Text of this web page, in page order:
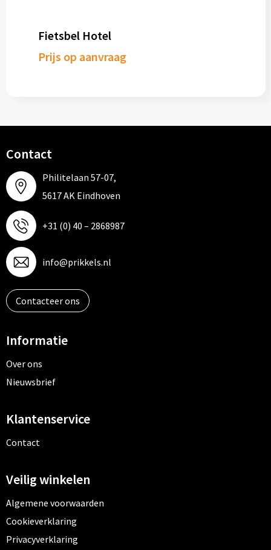
Fietsbel Hotel
Prijs op aanvraag
Contact
Philitelaan 57-07,
5617 AK Eindhoven
+31 (0) 40 – 2868987
info@prikkels.nl
Contacteer ons
Informatie
Over ons
Nieuwsbrief
Klantenservice
Contact
Veilig winkelen
Algemene voorwaarden
Cookieverklaring
Privacyverklaring